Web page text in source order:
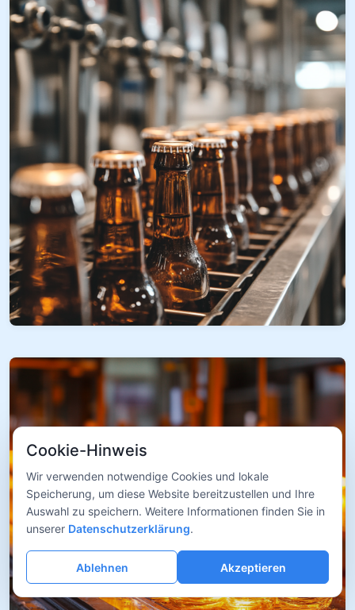
Cookie-Hinweis
Wir verwenden notwendige Cookies und lokale
Speicherung, um diese Website bereitzustellen und Ihre
Auswahl zu speichern. Weitere Informationen finden Sie in
unserer Datenschutzerklärung.
Ablehnen Akzeptieren